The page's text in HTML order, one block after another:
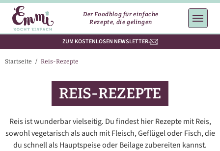
Der Foodblog für einfache
Rezepte, die gelingen
ZUM KOSTENLOSEN NEWSLETTER
Startseite / Reis-Rezepte
REIS-REZEPTE
Reis ist wunderbar vielseitig. Du findest hier Rezepte mit Reis,
sowohl vegetarisch als auch mit Fleisch, Geflügel oder Fisch, die
du schnell als Hauptspeise oder Beilage zubereiten kannst.